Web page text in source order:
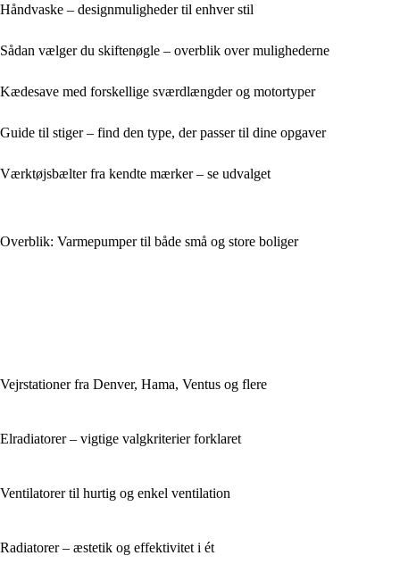
Håndvaske – designmuligheder til enhver stil
Sådan vælger du skiftenøgle – overblik over mulighederne
Kædesave med forskellige sværdlængder og motortyper
Guide til stiger – find den type, der passer til dine opgaver
Værktøjsbælter fra kendte mærker – se udvalget
Overblik: Varmepumper til både små og store boliger
Vejrstationer fra Denver, Hama, Ventus og flere
Elradiatorer – vigtige valgkriterier forklaret
Ventilatorer til hurtig og enkel ventilation
Radiatorer – æstetik og effektivitet i ét